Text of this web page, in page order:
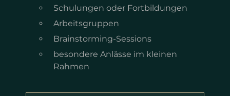
Schulungen oder Fortbildungen
Arbeitsgruppen
Brainstorming-Sessions
besondere Anlässe im kleinen
Rahmen